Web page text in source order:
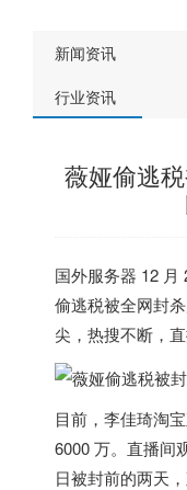
新闻资讯
行业资讯
薇娅偷逃
国外服务器 12 月
偷逃税被全网封
尖，热搜不断，
目前， 李佳琦淘
6000 万。直播间
日被封前的两天